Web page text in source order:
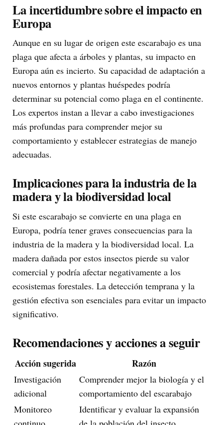
La incertidumbre sobre el impacto en
Europa
Aunque en su lugar de origen este escarabajo es una
plaga que afecta a árboles y plantas, su impacto en
Europa aún es incierto. Su capacidad de adaptación a
nuevos entornos y plantas huéspedes podría
determinar su potencial como plaga en el continente.
Los expertos instan a llevar a cabo investigaciones
más profundas para comprender mejor su
comportamiento y establecer estrategias de manejo
adecuadas.
Implicaciones para la industria de la
madera y la biodiversidad local
Si este escarabajo se convierte en una plaga en
Europa, podría tener graves consecuencias para la
industria de la madera y la biodiversidad local. La
madera dañada por estos insectos pierde su valor
comercial y podría afectar negativamente a los
ecosistemas forestales. La detección temprana y la
gestión efectiva son esenciales para evitar un impacto
significativo.
Recomendaciones y acciones a seguir
Acción sugerida Razón
Investigación
adicional
Comprender mejor la biología y el
comportamiento del escarabajo
Monitoreo
Identificar y evaluar la expansión